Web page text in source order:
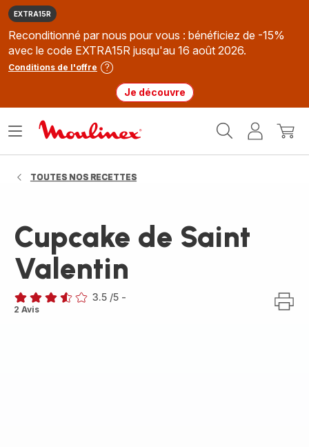
EXTRA15R
Reconditionné par nous pour vous : bénéficiez de -15%
avec le code EXTRA15R jusqu'au 16 août 2026.
Conditions de l'offre
Je découvre
MonMon
Ouvrir
TOUTES NOS RECETTES
Cupcake de Saint
Valentin
ratings.3.5
3.5 /5 -
2 Avis